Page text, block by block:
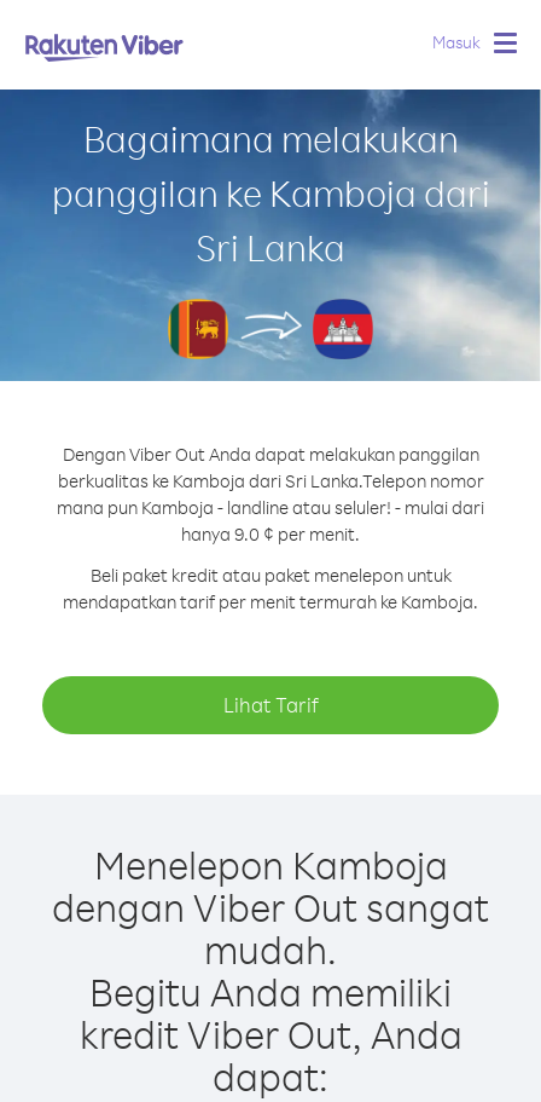
Masuk
Bagaimana melakukan
panggilan ke Kamboja dari
Sri Lanka
Dengan Viber Out Anda dapat melakukan panggilan
berkualitas ke Kamboja dari Sri Lanka.Telepon nomor
mana pun Kamboja - landline atau seluler! - mulai dari
hanya 9.0 ¢ per menit.
Beli paket kredit atau paket menelepon untuk
mendapatkan tarif per menit termurah ke Kamboja.
Lihat Tarif
Menelepon Kamboja
dengan Viber Out sangat
mudah.
Begitu Anda memiliki
kredit Viber Out, Anda
dapat: